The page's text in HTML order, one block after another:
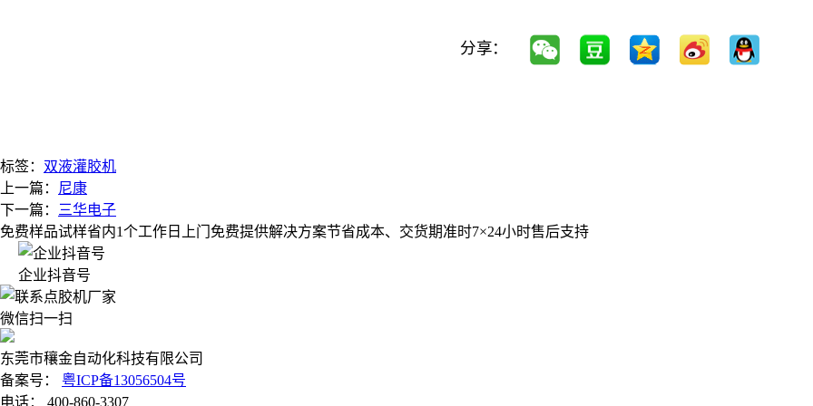
分享：
标签： 双液灌胶机
上一篇：
尼康
下一篇：
三华电子
免费样品试样省内1个工作日上门 免费提供解决方案节省成本、交货期准时7×24小时售后支持
企业抖音号
微信扫一扫
东莞市穰金自动化科技有限公司
备案号： 粤ICP备13056504号
电话： 400-860-3307